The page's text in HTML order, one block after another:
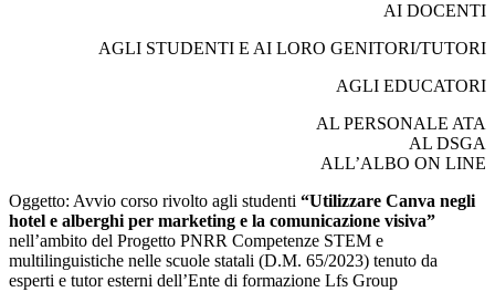
AI DOCENTI
AGLI STUDENTI E AI LORO GENITORI/TUTORI
AGLI EDUCATORI
AL PERSONALE ATA
AL DSGA
ALL’ALBO ON LINE
Oggetto: Avvio corso rivolto agli studenti “Utilizzare Canva negli
hotel e alberghi per marketing e la comunicazione visiva”
nell’ambito del Progetto PNRR Competenze STEM e
multilinguistiche nelle scuole statali (D.M. 65/2023) tenuto da
esperti e tutor esterni dell’Ente di formazione Lfs Group